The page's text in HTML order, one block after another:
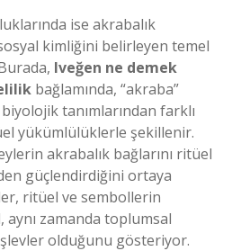
ise akrabalık
kimliğini belirleyen temel
Iveğen ne demek
bağlamında, “akraba”
biyolojik tanımlarından farklı
yükümlülüklerle şekillenir.
akrabalık bağlarını ritüel
güçlendirdiğini ortaya
ritüel ve sembollerin
aynı zamanda toplumsal
olduğunu gösteriyor.